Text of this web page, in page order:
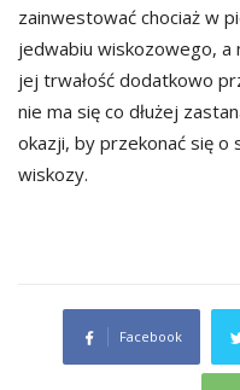
zainwestować chociaż w
jedwabiu wiskozowego, a
jej trwałość dodatkowo
nie ma się co dłużej
okazji, by przekonać się o
wiskozy.
Facebook